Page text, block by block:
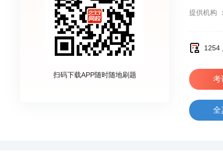
扫码下载APP随时随地刷题
提供机构
1254
考
全